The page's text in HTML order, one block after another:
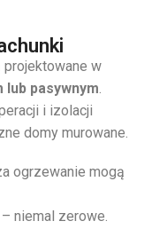
projektowane w
pasywnym.
i izolacji
domy murowane.
ogrzewanie mogą
niemal zerowe.